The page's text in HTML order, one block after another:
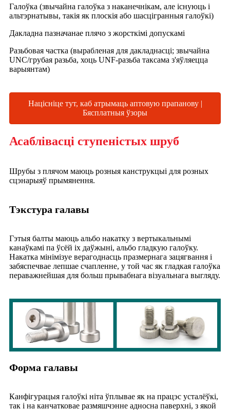
Галоўка (звычайна галоўка з наканечнікам, але існуюць і
альтэрнатывы, такія як плоскія або шасцігранныя галоўкі)
Дакладна пазначанае плячо з жорсткімі допускамі
Разьбовая частка (вырабленая для дакладнасці; звычайна
UNC/грубая разьба, хоць UNF-разьба таксама з'яўляецца
варыянтам)
Націсніце тут, каб атрымаць аптовую прапанову |
Бясплатныя ўзоры
Асаблівасці ступеністых шруб
Шрубы з плячом маюць розныя канструкцыі для розных
сцэнарыяў прымянення.
Тэкстура галавы
Гэтыя балты маюць альбо накатку з вертыкальнымі
канаўкамі па ўсёй іх даўжыні, альбо гладкую галоўку.
Накатка мінімізуе верагоднасць празмернага зацягвання і
забяспечвае лепшае счапленне, у той час як гладкая галоўка
пераважнейшая для больш прывабнага візуальнага выгляду.
Форма галавы
Канфігурацыя галоўкі ніта ўплывае як на працэс усталёўкі,
так і на канчатковае размяшчэнне адносна паверхні, з якой